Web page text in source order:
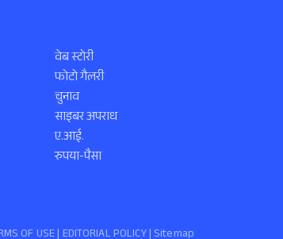
वेब स्टोरी
फोटो गैलरी
चुनाव
साइबर अपराध
ए.आई.
रुपया-पैसा